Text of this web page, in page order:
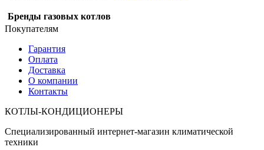
Бренды газовых котлов
Покупателям
Гарантия
Оплата
Доставка
О компании
Контакты
КОТЛЫ-КОНДИЦИОНЕРЫ
Специализированный интернет-магазин климатической
техники